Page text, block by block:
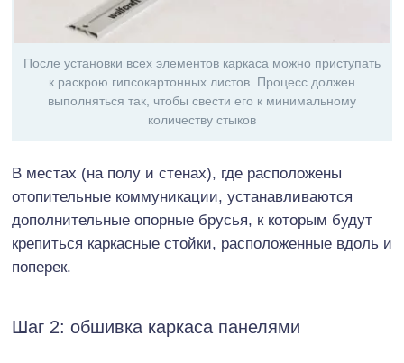
После установки всех элементов каркаса можно приступать
к раскрою гипсокартонных листов. Процесс должен
выполняться так, чтобы свести его к минимальному
количеству стыков
В местах (на полу и стенах), где расположены
отопительные коммуникации, устанавливаются
дополнительные опорные брусья, к которым будут
крепиться каркасные стойки, расположенные вдоль и
поперек.
Шаг 2: обшивка каркаса панелями